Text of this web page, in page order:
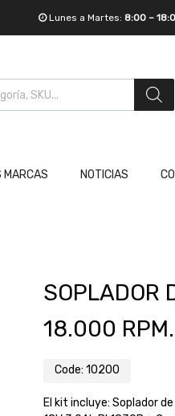
Lunes a Martes: 8:00 –
MARCAS NOTICIAS
SOPLADOR
18.000 RPM.
Code: 10200
El kit incluye: Soplador